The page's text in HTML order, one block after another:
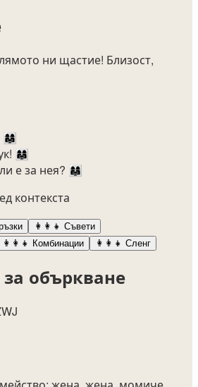
ни щастие! Близост,
за нея? 👩‍👩‍👧
контекста
👩‍👩‍👧 Съвети
👩‍👩‍👧 Комбинации 👩‍👩‍👧 Сленг
объркване